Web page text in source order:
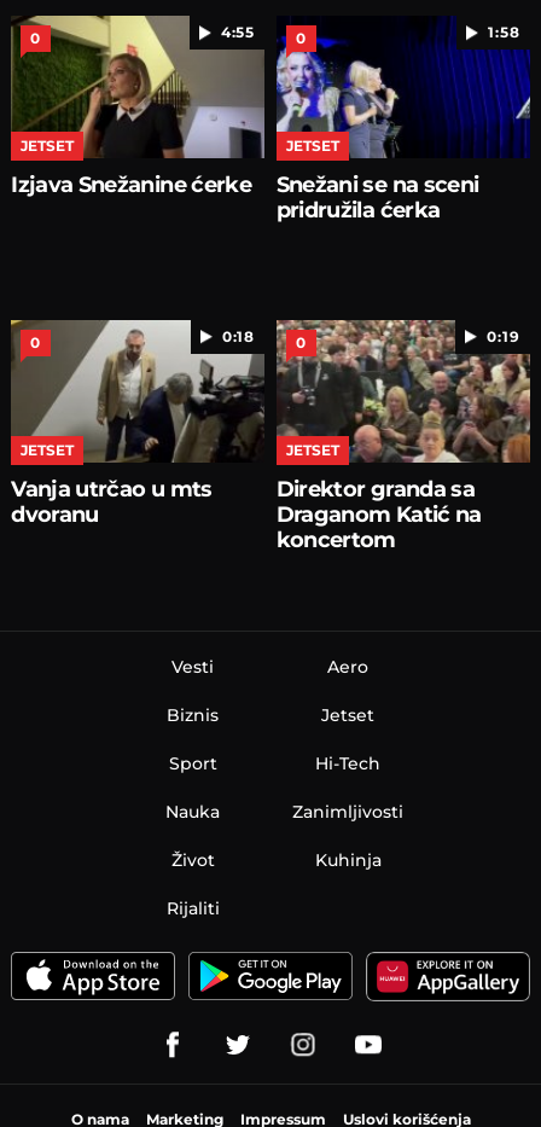
4:55
0
JETSET
Izjava Snežanine ćerke
1:58
0
JETSET
Snežani se na sceni
pridružila ćerka
0:18
0
JETSET
Vanja utrčao u mts
dvoranu
0:19
0
JETSET
Direktor granda sa
Draganom Katić na
koncertom
Vesti
Biznis
Sport
Nauka
Aero
Jetset
Hi-Tech
Zanimljivosti
Život Kuhinja
Rijaliti
O nama Marketing Impressum Uslovi korišćenja